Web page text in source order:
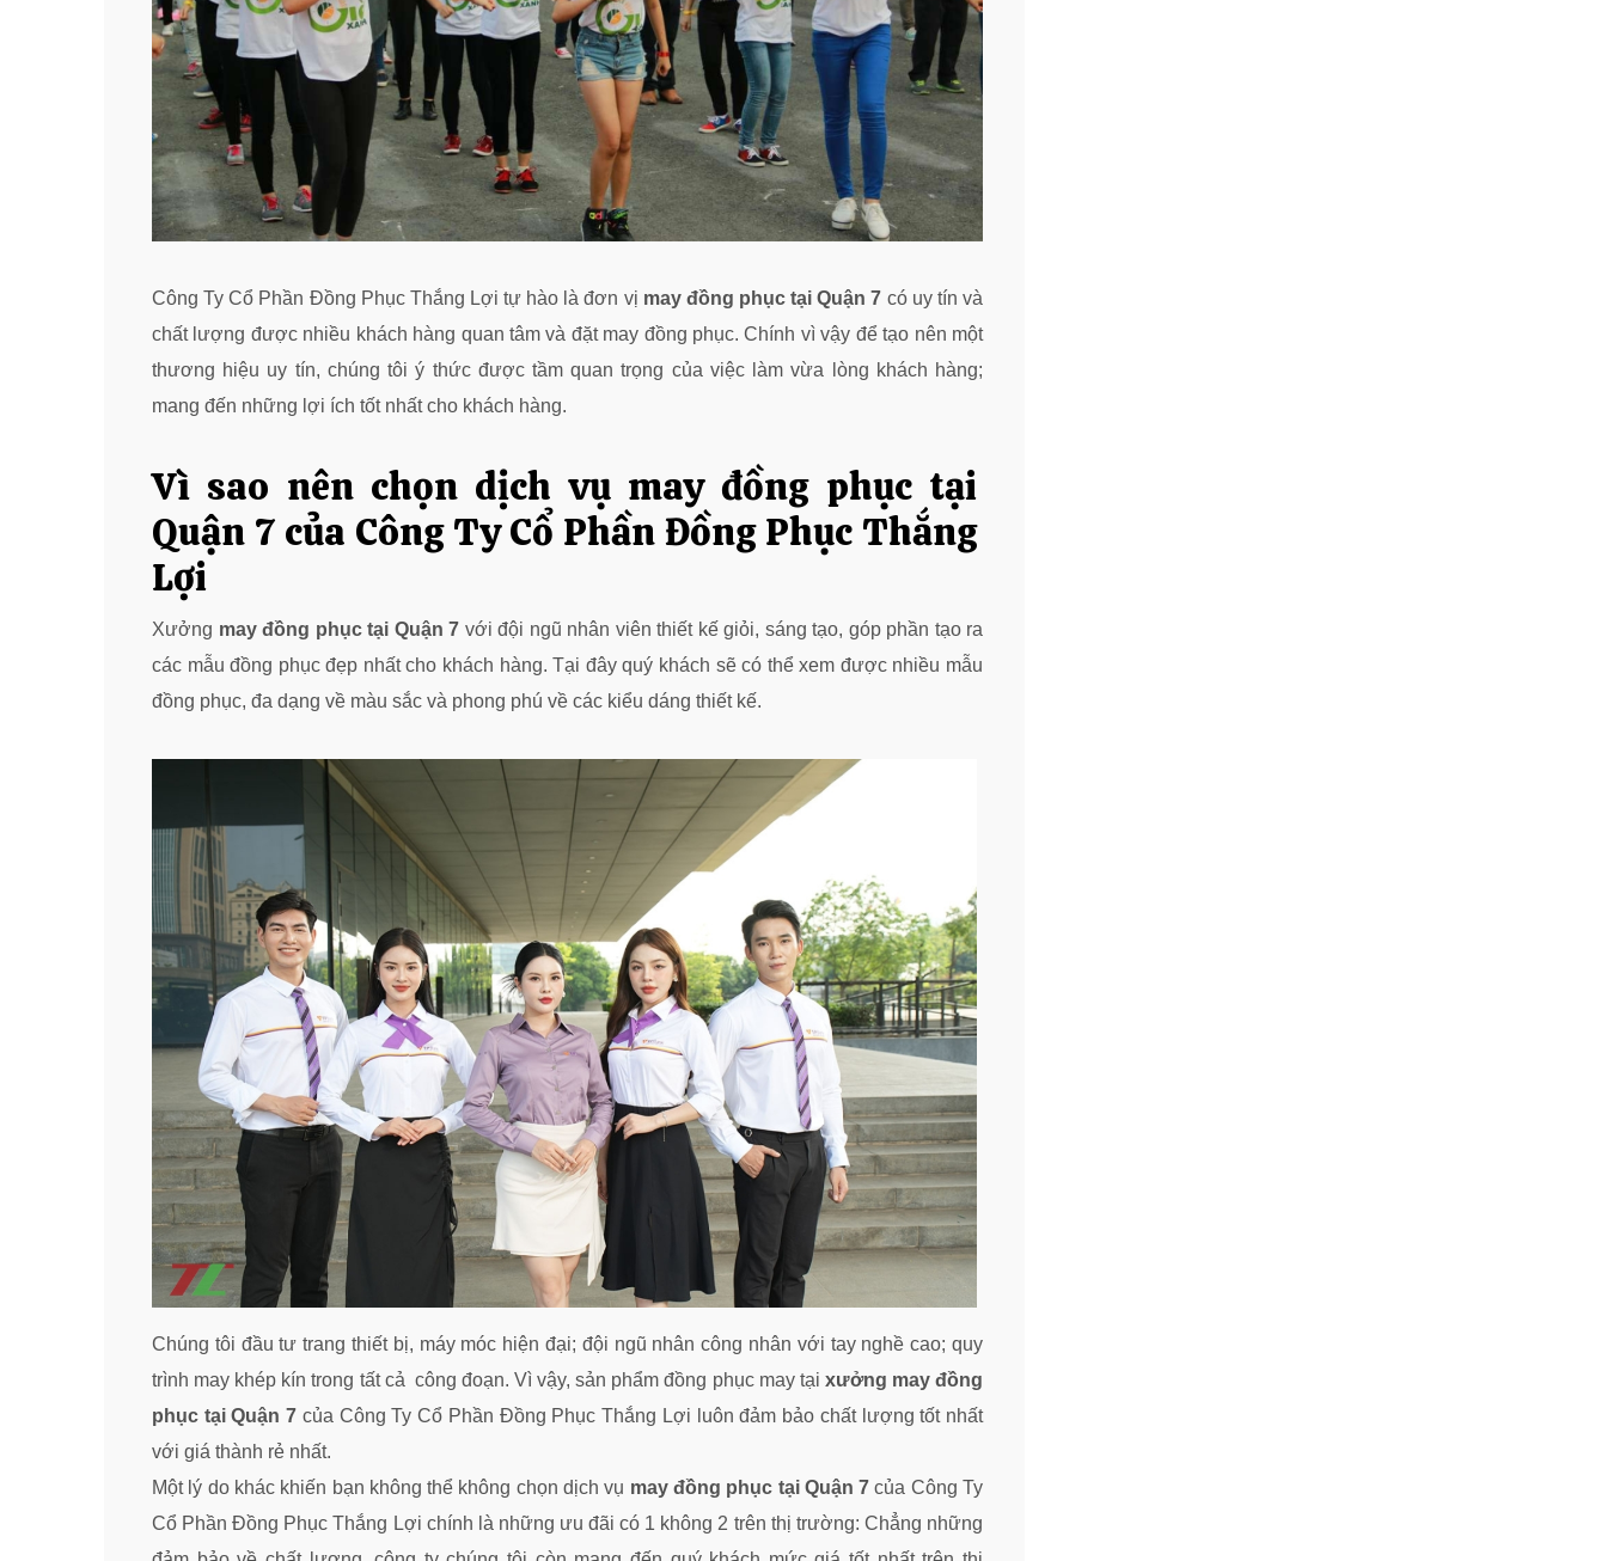
Công Ty Cổ Phần Đồng Phục Thắng Lợi tự hào là đơn vị may đồng phục tại Quận 7 có uy tín và
chất lượng được nhiều khách hàng quan tâm và đặt may đồng phục. Chính vì vậy để tạo nên một
thương hiệu uy tín, chúng tôi ý thức được tầm quan trọng của việc làm vừa lòng khách hàng;
mang đến những lợi ích tốt nhất cho khách hàng.
Vì sao nên chọn dịch vụ may đồng phục tại
Quận 7 của Công Ty Cổ Phần Đồng Phục Thắng
Lợi
Xưởng may đồng phục tại Quận 7 với đội ngũ nhân viên thiết kế giỏi, sáng tạo, góp phần tạo ra
các mẫu đồng phục đẹp nhất cho khách hàng. Tại đây quý khách sẽ có thể xem được nhiều mẫu
đồng phục, đa dạng về màu sắc và phong phú về các kiểu dáng thiết kế.
Chúng tôi đầu tư trang thiết bị, máy móc hiện đại; đội ngũ nhân công nhân với tay nghề cao; quy
trình may khép kín trong tất cả công đoạn. Vì vậy, sản phẩm đồng phục may tại xưởng may đồng
phục tại Quận 7 của Công Ty Cổ Phần Đồng Phục Thắng Lợi luôn đảm bảo chất lượng tốt nhất
với giá thành rẻ nhất.
Một lý do khác khiến bạn không thể không chọn dịch vụ may đồng phục tại Quận 7 của Công Ty
Cổ Phần Đồng Phục Thắng Lợi chính là những ưu đãi có 1 không 2 trên thị trường: Chẳng những